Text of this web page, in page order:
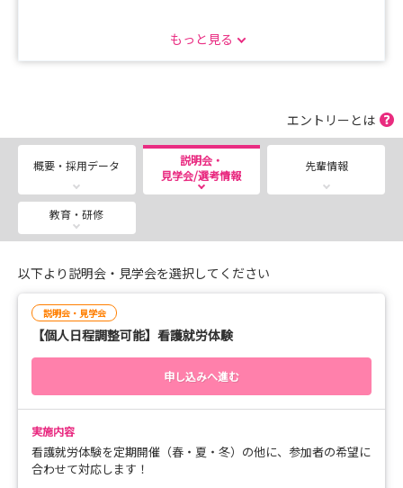
たくさんのご応募お待ちしております。
8月15日（土）病院見学・説明会を実施します
病院に少しでもご興味あるかたは、ぜひご参加ください
(*^^*)
また、看護就労体験も個別対応で受付ております！
毎日、地域医療のために奮闘する現場のようすをぜひ体験
いただきたいです！
ぜひ、こちらもお気軽にお申込みください(*^^*)
健生病院インスタグラム
https://www.instagram.com/tsugaru_kensei/
津軽保健看護介護部インスタグラム
https://www.instagram.com/hirosaki_kenseikango_o
もっと見る
エントリーとは
概要・採用データ
説明会・
見学会/選考情報
先輩情報
教育・研修
以下より説明会・見学会を選択してください
説明会・見学会
【個人日程調整可能】看護就労体験
申し込みへ進む
実施内容
看護就労体験を定期開催（春・夏・冬）の他に、参加者の希望に
合わせて対応します！